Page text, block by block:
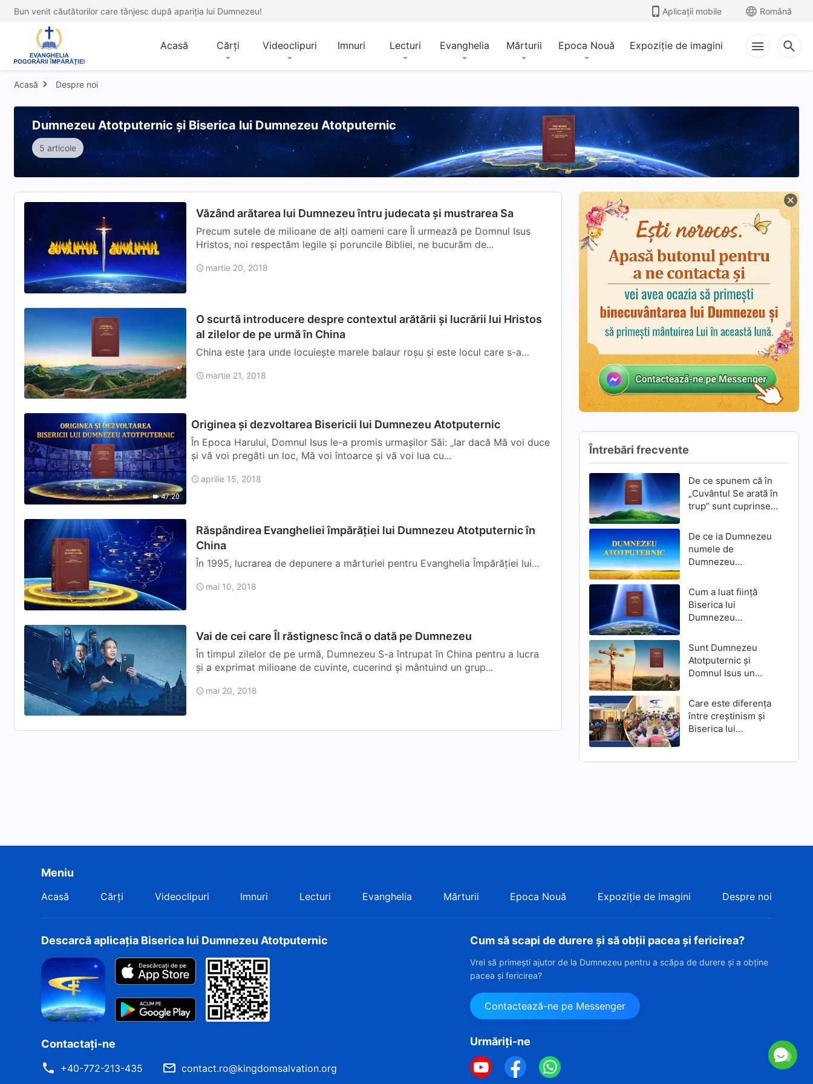
Bun venit căutătorilor care tânjesc după apariția lui Dumnezeu! Aplicații mobile Română
Acasă Cărți Videoclipuri Imnuri Lecturi Evanghelia Mărturii Epoca Nouă Expoziție de imagini
Acasă Despre noi
Dumnezeu Atotputernic și Biserica lui Dumnezeu Atotputernic
5 articole
Văzând arătarea lui Dumnezeu întru judecata și mustrarea Sa
Precum sutele de milioane de alți oameni care Îl urmează pe Domnul Isus
Hristos, noi respectăm legile și poruncile Bibliei, ne bucurăm de...
martie 20, 2018
O scurtă introducere despre contextul arătării și lucrării lui Hristos
al zilelor de pe urmă în China
China este țara unde locuiește marele balaur roșu și este locul care s-a
martie 21, 2018
47:20
Originea și dezvoltarea Bisericii lui Dumnezeu Atotputernic
În Epoca Harului, Domnul Isus le-a promis urmașilor Săi: „Iar dacă Mă voi duce
și vă voi pregăti un loc, Mă voi întoarce și vă voi lua cu...
aprilie 15, 2018
Răspândirea Evangheliei împărăției lui Dumnezeu Atotputernic în
China
În 1995, lucrarea de depunere a mărturiei pentru Evanghelia Împărăției lui
mai 10, 2018
Vai de cei care Îl răstignesc încă o dată pe Dumnezeu
În timpul zilelor de pe urmă, Dumnezeu S-a întrupat în China pentru a lucra
și a exprimat milioane de cuvinte, cucerind și mântuind un grup...
mai 20, 2018
Întrebări frecvente
De ce spunem că în
„Cuvântul Se arată în
trup” sunt cuprinse
Dumnezeu?
De ce ia Dumnezeu
numele de
Dumnezeu
Epoca Împărăției?
Cum a luat ființă
Biserica lui
Dumnezeu
Sunt Dumnezeu
Atotputernic și
Domnul Isus un
Care este diferenţa
între creştinism şi
Biserica lui
Meniu
Acasă Cărți Videoclipuri Imnuri Lecturi Evanghelia Mărturii Epoca Nouă Expoziție de imagini Despre noi
Descarcă aplicația Biserica lui Dumnezeu Atotputernic
Contactați-ne
+40-772-213-435 contact.ro@kingdomsalvation.org
Cum să scapi de durere și să obții pacea și fericirea?
Vrei să primești ajutor de la Dumnezeu pentru a scăpa de durere și a obține
pacea și fericirea?
Contactează-ne pe Messenger
Urmăriți-ne